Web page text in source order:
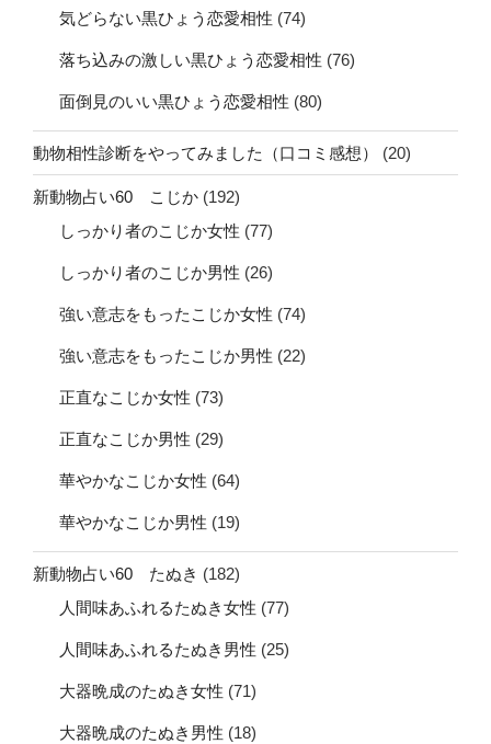
気どらない黒ひょう恋愛相性 (74)
落ち込みの激しい黒ひょう恋愛相性 (76)
面倒見のいい黒ひょう恋愛相性 (80)
動物相性診断をやってみました（口コミ感想） (20)
新動物占い60 こじか (192)
しっかり者のこじか女性 (77)
しっかり者のこじか男性 (26)
強い意志をもったこじか女性 (74)
強い意志をもったこじか男性 (22)
正直なこじか女性 (73)
正直なこじか男性 (29)
華やかなこじか女性 (64)
華やかなこじか男性 (19)
新動物占い60 たぬき (182)
人間味あふれるたぬき女性 (77)
人間味あふれるたぬき男性 (25)
大器晩成のたぬき女性 (71)
大器晩成のたぬき男性 (18)